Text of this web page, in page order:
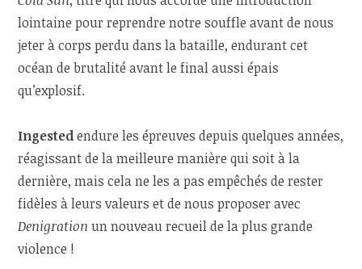
lointaine pour reprendre notre souffle avant de nous
jeter à corps perdu dans la bataille, endurant cet
océan de brutalité avant le final aussi épais
qu’explosif.
Ingestedendure les épreuves depuis quelques années,
réagissant de la meilleure manière qui soit à la
dernière, mais cela ne les a pas empêchés de rester
fidèles à leurs valeurs et de nous proposer avec
Denigration un nouveau recueil de la plus grande
violence !